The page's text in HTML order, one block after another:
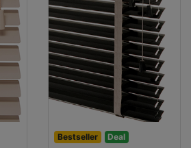
Bestseller Deal